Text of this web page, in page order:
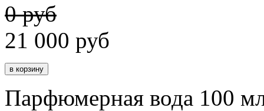
0 руб
21 000 руб
Парфюмерная вода 100